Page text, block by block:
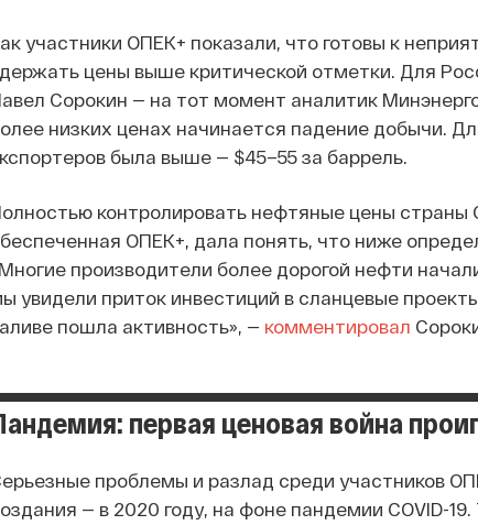
участники ОПЕК+ показали, что готовы к
цены выше критической отметки. Для
Сорокин — на тот момент аналитик
низких ценах начинается падение добычи.
была выше — $45–55 за баррель.
контролировать нефтяные цены страны
ОПЕК+, дала понять, что ниже
производители более дорогой нефти
увидели приток инвестиций в сланцевые
пошла активность», — комментировал
первая ценовая война
проблемы и разлад среди участников
— в 2020 году, на фоне пандемии COVID-